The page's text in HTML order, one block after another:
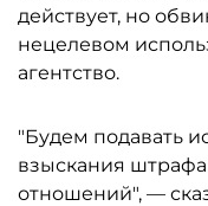
действует, но
нецелевом
агентство.
"Будем подавать
взыскания
отношений", —